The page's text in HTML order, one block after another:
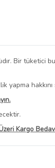
Bir tüketici
yapma hakkını
Kargo